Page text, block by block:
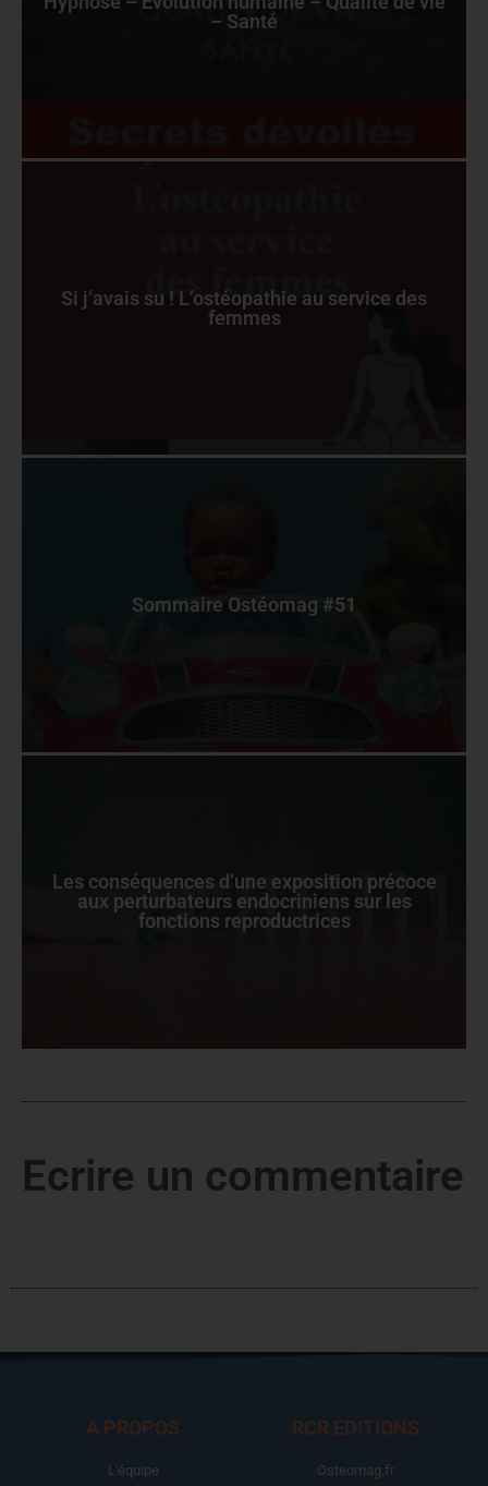
– Santé
Si j’avais su ! L’ostéopathie au service des
femmes
Sommaire Ostéomag #51
Les conséquences d’une exposition précoce
aux perturbateurs endocriniens sur les
fonctions reproductrices
Ecrire un commentaire
A PROPOS
L'équipe
RCR EDITIONS
Osteomag.fr